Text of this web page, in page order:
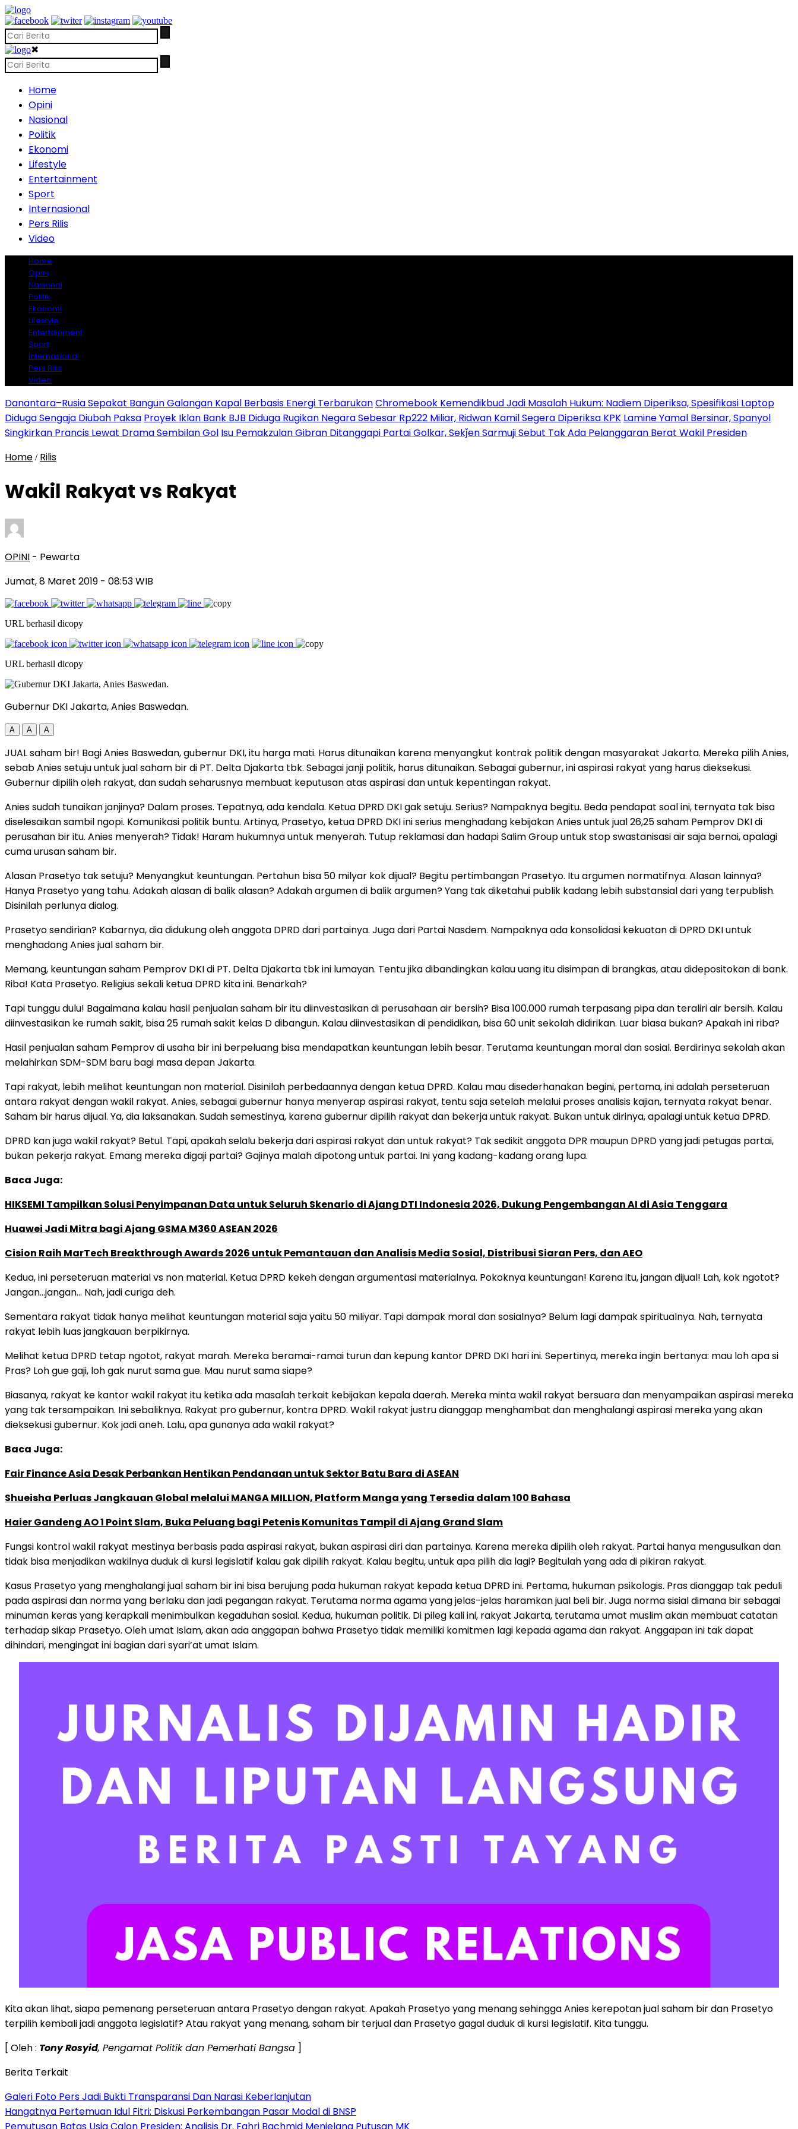
✖
Home
Opini
Nasional
Politik
Ekonomi
Lifestyle
Entertainment
Sport
Internasional
Pers Rilis
Video
Home
Opini
Nasional
Politik
Ekonomi
Lifestyle
Entertainment
Sport
Internasional
Pers Rilis
Video
Danantara–Rusia Sepakat Bangun Galangan Kapal Berbasis Energi TerbarukanChromebook Kemendikbud Jadi Masalah Hukum: Nadiem Diperiksa, Spesifikasi Laptop
Diduga Sengaja Diubah Paksa Proyek Iklan Bank BJB Diduga Rugikan Negara Sebesar Rp222 Miliar, Ridwan Kamil Segera Diperiksa KPK Lamine Yamal Bersinar, Spanyol
Singkirkan Prancis Lewat Drama Sembilan Gol Isu Pemakzulan Gibran Ditanggapi Partai Golkar, Sekǰen Sarmuji Sebut Tak Ada Pelanggaran Berat Wakil Presiden
Home / Rilis
Wakil Rakyat vs Rakyat
OPINI - Pewarta
Jumat, 8 Maret 2019 - 08:53 WIB
URL berhasil dicopy
URL berhasil dicopy
Gubernur DKI Jakarta, Anies Baswedan.
A A A
JUAL saham bir! Bagi Anies Baswedan, gubernur DKI, itu harga mati. Harus ditunaikan karena menyangkut kontrak politik dengan masyarakat Jakarta. Mereka pilih Anies,
sebab Anies setuju untuk jual saham bir di PT. Delta Djakarta tbk. Sebagai janji politik, harus ditunaikan. Sebagai gubernur, ini aspirasi rakyat yang harus dieksekusi.
Gubernur dipilih oleh rakyat, dan sudah seharusnya membuat keputusan atas aspirasi dan untuk kepentingan rakyat.
Anies sudah tunaikan janjinya? Dalam proses. Tepatnya, ada kendala. Ketua DPRD DKI gak setuju. Serius? Nampaknya begitu. Beda pendapat soal ini, ternyata tak bisa
diselesaikan sambil ngopi. Komunikasi politik buntu. Artinya, Prasetyo, ketua DPRD DKI ini serius menghadang kebijakan Anies untuk jual 26,25 saham Pemprov DKI di
perusahan bir itu. Anies menyerah? Tidak! Haram hukumnya untuk menyerah. Tutup reklamasi dan hadapi Salim Group untuk stop swastanisasi air saja bernai, apalagi
cuma urusan saham bir.
Alasan Prasetyo tak setuju? Menyangkut keuntungan. Pertahun bisa 50 milyar kok dijual? Begitu pertimbangan Prasetyo. Itu argumen normatifnya. Alasan lainnya?
Hanya Prasetyo yang tahu. Adakah alasan di balik alasan? Adakah argumen di balik argumen? Yang tak diketahui publik kadang lebih substansial dari yang terpublish.
Disinilah perlunya dialog.
Prasetyo sendirian? Kabarnya, dia didukung oleh anggota DPRD dari partainya. Juga dari Partai Nasdem. Nampaknya ada konsolidasi kekuatan di DPRD DKI untuk
menghadang Anies jual saham bir.
Memang, keuntungan saham Pemprov DKI di PT. Delta Djakarta tbk ini lumayan. Tentu jika dibandingkan kalau uang itu disimpan di brangkas, atau didepositokan di bank.
Riba! Kata Prasetyo. Religius sekali ketua DPRD kita ini. Benarkah?
Tapi tunggu dulu! Bagaimana kalau hasil penjualan saham bir itu diinvestasikan di perusahaan air bersih? Bisa 100.000 rumah terpasang pipa dan teraliri air bersih. Kalau
diinvestasikan ke rumah sakit, bisa 25 rumah sakit kelas D dibangun. Kalau diinvestasikan di pendidikan, bisa 60 unit sekolah didirikan. Luar biasa bukan? Apakah ini riba?
Hasil penjualan saham Pemprov di usaha bir ini berpeluang bisa mendapatkan keuntungan lebih besar. Terutama keuntungan moral dan sosial. Berdirinya sekolah akan
melahirkan SDM-SDM baru bagi masa depan Jakarta.
Tapi rakyat, lebih melihat keuntungan non material. Disinilah perbedaannya dengan ketua DPRD. Kalau mau disederhanakan begini, pertama, ini adalah perseteruan
antara rakyat dengan wakil rakyat. Anies, sebagai gubernur hanya menyerap aspirasi rakyat, tentu saja setelah melalui proses analisis kajian, ternyata rakyat benar.
Saham bir harus dijual. Ya, dia laksanakan. Sudah semestinya, karena gubernur dipilih rakyat dan bekerja untuk rakyat. Bukan untuk dirinya, apalagi untuk ketua DPRD.
DPRD kan juga wakil rakyat? Betul. Tapi, apakah selalu bekerja dari aspirasi rakyat dan untuk rakyat? Tak sedikit anggota DPR maupun DPRD yang jadi petugas partai,
bukan pekerja rakyat. Emang mereka digaji partai? Gajinya malah dipotong untuk partai. Ini yang kadang-kadang orang lupa.
Baca Juga:
HIKSEMI Tampilkan Solusi Penyimpanan Data untuk Seluruh Skenario di Ajang DTI Indonesia 2026, Dukung Pengembangan AI di Asia Tenggara
Huawei Jadi Mitra bagi Ajang GSMA M360 ASEAN 2026
Cision Raih MarTech Breakthrough Awards 2026 untuk Pemantauan dan Analisis Media Sosial, Distribusi Siaran Pers, dan AEO
Kedua, ini perseteruan material vs non material. Ketua DPRD kekeh dengan argumentasi materialnya. Pokoknya keuntungan! Karena itu, jangan dijual! Lah, kok ngotot?
Jangan…jangan… Nah, jadi curiga deh.
Sementara rakyat tidak hanya melihat keuntungan material saja yaitu 50 miliyar. Tapi dampak moral dan sosialnya? Belum lagi dampak spiritualnya. Nah, ternyata
rakyat lebih luas jangkauan berpikirnya.
Melihat ketua DPRD tetap ngotot, rakyat marah. Mereka beramai-ramai turun dan kepung kantor DPRD DKI hari ini. Sepertinya, mereka ingin bertanya: mau loh apa si
Pras? Loh gue gaji, loh gak nurut sama gue. Mau nurut sama siape?
Biasanya, rakyat ke kantor wakil rakyat itu ketika ada masalah terkait kebijakan kepala daerah. Mereka minta wakil rakyat bersuara dan menyampaikan aspirasi mereka
yang tak tersampaikan. Ini sebaliknya. Rakyat pro gubernur, kontra DPRD. Wakil rakyat justru dianggap menghambat dan menghalangi aspirasi mereka yang akan
dieksekusi gubernur. Kok jadi aneh. Lalu, apa gunanya ada wakil rakyat?
Baca Juga:
Fair Finance Asia Desak Perbankan Hentikan Pendanaan untuk Sektor Batu Bara di ASEAN
Shueisha Perluas Jangkauan Global melalui MANGA MILLION, Platform Manga yang Tersedia dalam 100 Bahasa
Haier Gandeng AO 1 Point Slam, Buka Peluang bagi Petenis Komunitas Tampil di Ajang Grand Slam
Fungsi kontrol wakil rakyat mestinya berbasis pada aspirasi rakyat, bukan aspirasi diri dan partainya. Karena mereka dipilih oleh rakyat. Partai hanya mengusulkan dan
tidak bisa menjadikan wakilnya duduk di kursi legislatif kalau gak dipilih rakyat. Kalau begitu, untuk apa pilih dia lagi? Begitulah yang ada di pikiran rakyat.
Kasus Prasetyo yang menghalangi jual saham bir ini bisa berujung pada hukuman rakyat kepada ketua DPRD ini. Pertama, hukuman psikologis. Pras dianggap tak peduli
pada aspirasi dan norma yang berlaku dan jadi pegangan rakyat. Terutama norma agama yang jelas-jelas haramkan jual beli bir. Juga norma sisial dimana bir sebagai
minuman keras yang kerapkali menimbulkan kegaduhan sosial. Kedua, hukuman politik. Di pileg kali ini, rakyat Jakarta, terutama umat muslim akan membuat catatan
terhadap sikap Prasetyo. Oleh umat Islam, akan ada anggapan bahwa Prasetyo tidak memiliki komitmen lagi kepada agama dan rakyat. Anggapan ini tak dapat
dihindari, mengingat ini bagian dari syari’at umat Islam.
Kita akan lihat, siapa pemenang perseteruan antara Prasetyo dengan rakyat. Apakah Prasetyo yang menang sehingga Anies kerepotan jual saham bir dan Prasetyo
terpilih kembali jadi anggota legislatif? Atau rakyat yang menang, saham bir terjual dan Prasetyo gagal duduk di kursi legislatif. Kita tunggu.
[ Oleh : Tony Rosyid, Pengamat Politik dan Pemerhati Bangsa ]
Berita Terkait
Galeri Foto Pers Jadi Bukti Transparansi Dan Narasi Keberlanjutan
Hangatnya Pertemuan Idul Fitri: Diskusi Perkembangan Pasar Modal di BNSP
Pemutusan Batas Usia Calon Presiden: Analisis Dr. Fahri Bachmid Menjelang Putusan MK